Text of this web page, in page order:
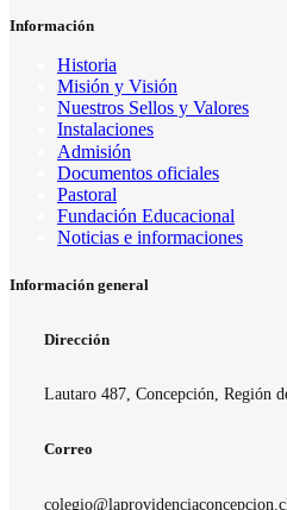
Información
Historia
Misión y Visión
Nuestros Sellos y Valores
Instalaciones
Admisión
Documentos oficiales
Pastoral
Fundación Educacional
Noticias e informaciones
Información general
Dirección
Lautaro 487, Concepción, Región
Correo